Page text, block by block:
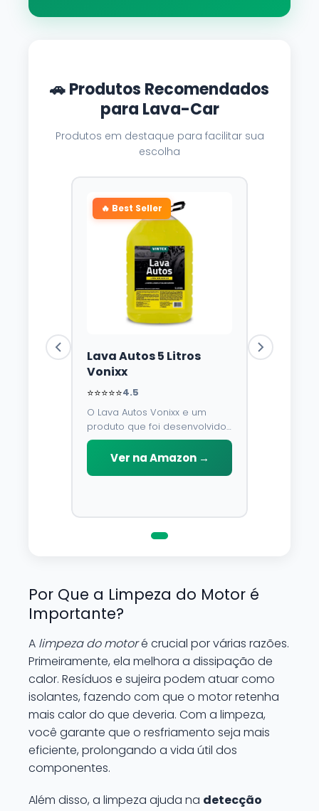
🚗 Produtos Recomendados
para Lava-Car
Produtos em destaque para facilitar sua
escolha
🔥 Best Seller
Lava Autos 5 Litros
Vonixx
⭐⭐⭐⭐⭐4.5
O Lava Autos Vonixx e um
produto que foi desenvolvido
para limpar, proteger e
conservar a lataria do veiculo.
Por possuir pH neutro, pode
Ver na Amazon →
Por Que a Limpeza do Motor é
Importante?
A limpeza do motoré crucial por várias razões.
Primeiramente, ela melhora a dissipação de
calor. Resíduos e sujeira podem atuar como
isolantes, fazendo com que o motor retenha
mais calor do que deveria. Com a limpeza,
você garante que o resfriamento seja mais
eficiente, prolongando a vida útil dos
componentes.
Além disso, a limpeza ajuda na detecção